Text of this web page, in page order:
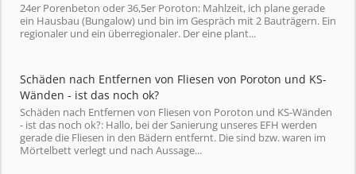
24er Porenbeton oder 36,5er Poroton: Mahlzeit, ich plane gerade
ein Hausbau (Bungalow) und bin im Gespräch mit 2 Bauträgern. Ein
regionaler und ein überregionaler. Der eine plant...
Schäden nach Entfernen von Fliesen von Poroton und KS-
Wänden - ist das noch ok?
Schäden nach Entfernen von Fliesen von Poroton und KS-Wänden
- ist das noch ok?: Hallo, bei der Sanierung unseres EFH werden
gerade die Fliesen in den Bädern entfernt. Die sind bzw. waren im
Mörtelbett verlegt und nach Aussage...